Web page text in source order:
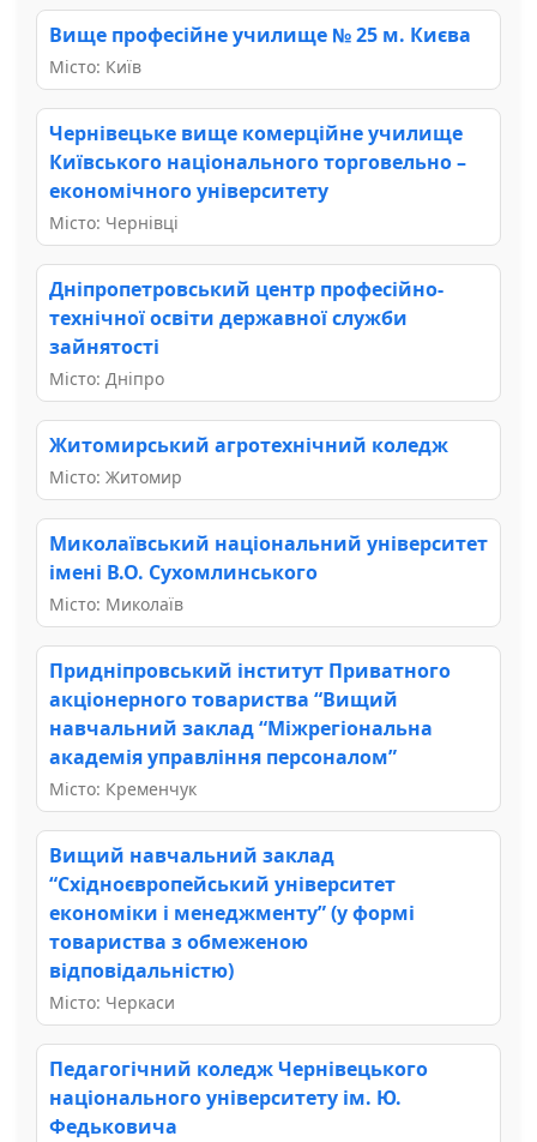
Вище професійне училище № 25 м. Києва
Місто: Київ
Чернівецьке вище комерційне училище
Київського національного торговельно –
економічного університету
Місто: Чернівці
Дніпропетровський центр професійно-
технічної освіти державної служби
зайнятості
Місто: Дніпро
Житомирський агротехнічний коледж
Місто: Житомир
Миколаївський національний університет
імені В.О. Сухомлинського
Місто: Миколаїв
Придніпровський інститут Приватного
акціонерного товариства “Вищий
навчальний заклад “Міжрегіональна
академія управління персоналом”
Місто: Кременчук
Вищий навчальний заклад
“Східноєвропейський університет
економіки і менеджменту” (у формі
товариства з обмеженою
відповідальністю)
Місто: Черкаси
Педагогічний коледж Чернівецького
національного університету ім. Ю.
Федьковича